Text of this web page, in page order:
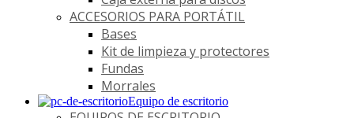
ACCESORIOS PARA PORTÁTIL
Bases
Kit de limpieza y protectores
Fundas
Morrales
Equipo de escritorio